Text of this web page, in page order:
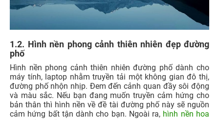
1.2. Hình nền phong cảnh thiên nhiên đẹp đường
phố
Hình nền phong cảnh thiên nhiên đường phố dành cho
máy tính, laptop nhằm truyền tải một không gian đô thị,
đường phố nhộn nhịp. Đem đến cảnh quan đầy sôi động
và màu sắc. Nếu bạn đang muốn truyền cảm hứng cho
bản thân thì hình nền về đề tài đường phố này sẽ nguồn
cảm hứng bất tận dành cho bạn. Ngoài ra, hình nền hoa